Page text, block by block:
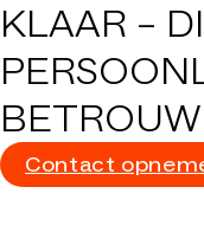
KLAAR –
Contact